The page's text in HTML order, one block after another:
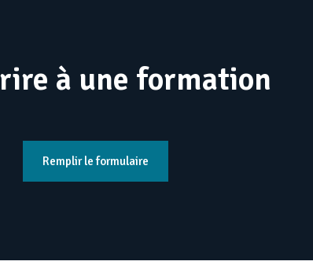
à une formation
Remplir le formulaire